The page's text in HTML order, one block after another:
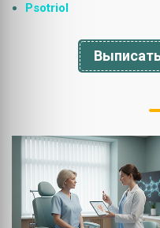
Psotriol